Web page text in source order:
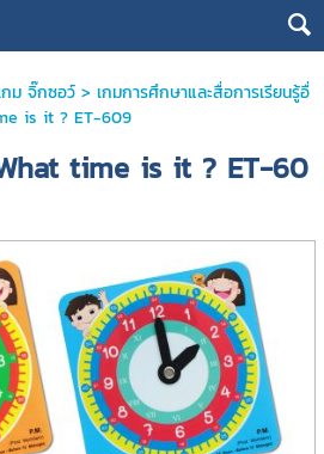
กม จิ๊กซอว์ > เกมการศึกษาและสื่อการเรียนรู้อื่
is it ? ET-609
time is it ? ET-60